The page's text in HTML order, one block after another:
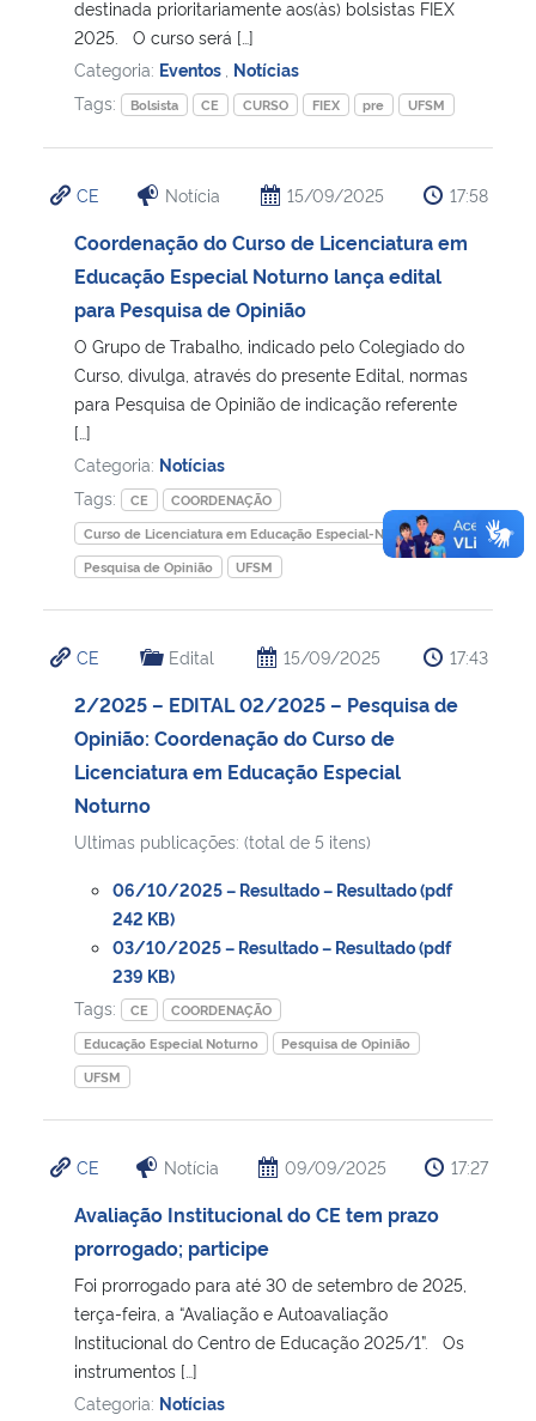
destinada prioritariamente aos(às) bolsistas FIEX
2025. O curso será […]
Categoria: Eventos Notícias
Tags:
Bolsista CE CURSO FIEX pre UFSM
CE Notícia 15/09/2025 17:58
Coordenação do Curso de Licenciatura em
Educação Especial Noturno lança edital
para Pesquisa de Opinião
O Grupo de Trabalho, indicado pelo Colegiado do
Curso, divulga, através do presente Edital, normas
para Pesquisa de Opinião de indicação referente
[…]
Categoria: Notícias
Tags:
CE
COORDENAÇÃO
Curso de Licenciatura em Educação Especial-Noturno
Pesquisa de Opinião
UFSM
CE Edital 15/09/2025 17:43
2/2025 – EDITAL 02/2025 – Pesquisa de
Opinião: Coordenação do Curso de
Licenciatura em Educação Especial
Noturno
Ultimas publicações: (total de 5 itens)
06/10/2025 – Resultado – Resultado (pdf
242 KB)
03/10/2025 – Resultado – Resultado (pdf
239 KB)
Tags:
CE
COORDENAÇÃO
Educação Especial Noturno
Pesquisa de Opinião
UFSM
CE Notícia 09/09/2025 17:27
Avaliação Institucional do CE tem prazo
prorrogado; participe
Foi prorrogado para até 30 de setembro de 2025,
terça-feira, a “Avaliação e Autoavaliação
Institucional do Centro de Educação 2025/1”. Os
instrumentos […]
Categoria: Notícias